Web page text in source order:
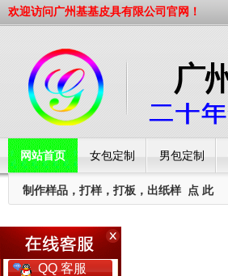
欢迎访问广州基基皮具有限公司官网！
网站首页 女包定制 男包定制
工厂简介
制作样品，打样，打板，出纸样 点 此
QQ 客服